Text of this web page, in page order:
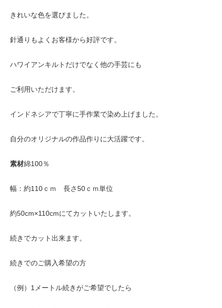
きれいな色を選びました。
針通りもよくお客様から好評です。
ハワイアンキルトだけでなく他の手芸にも
ご利用いただけます。
インドネシアで丁寧に手作業で染め上げました。
自分のオリジナルの作品作りに大活躍です。
素材綿100％
幅：約110ｃｍ 長さ50ｃｍ単位
約50cm×110cmにてカットいたします。
続きでカット出来ます。
続きでのご購入希望の方
（例）1メートル続きがご希望でしたら